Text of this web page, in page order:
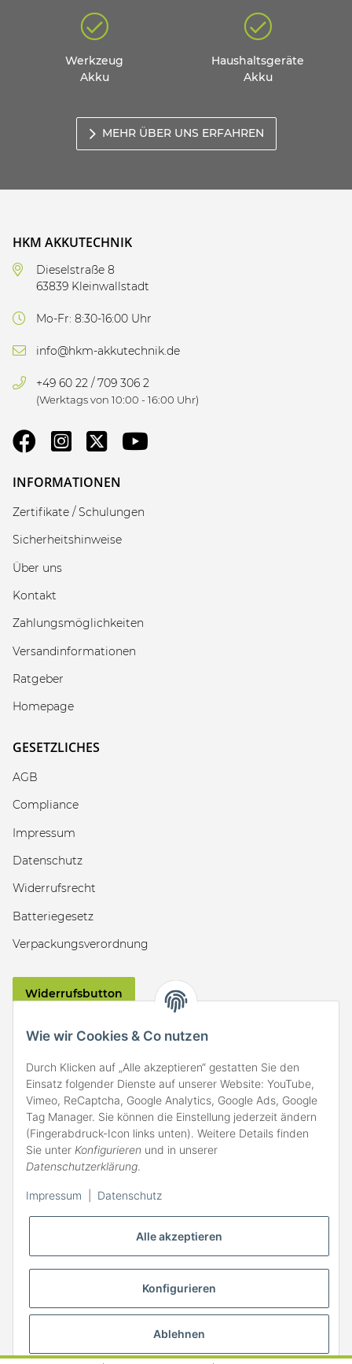
Alle akzeptieren
Konfigurieren
Ablehnen
Wie wir Cookies & Co nutzen
Durch Klicken auf „Alle akzeptieren“ gestatten Sie den
Einsatz folgender Dienste auf unserer Website: YouTube,
Vimeo, ReCaptcha, Google Analytics, Google Ads, Google
Tag Manager. Sie können die Einstellung jederzeit ändern
(Fingerabdruck-Icon links unten). Weitere Details finden
Sie unter Konfigurieren und in unserer
Datenschutzerklärung.
Impressum Datenschutz
Werkzeug
Akku
Haushaltsgeräte
Akku
MEHR ÜBER UNS ERFAHREN
HKM AKKUTECHNIK
Dieselstraße 8
63839 Kleinwallstadt
Mo-Fr: 8:30-16:00 Uhr
info@hkm-akkutechnik.de
+49 60 22 / 709 306 2
(Werktags von 10:00 - 16:00 Uhr)
INFORMATIONEN
Zertifikate / Schulungen
Sicherheitshinweise
Über uns
Kontakt
Zahlungsmöglichkeiten
Versandinformationen
Ratgeber
Homepage
GESETZLICHES
AGB
Compliance
Impressum
Datenschutz
Widerrufsrecht
Batteriegesetz
Verpackungsverordnung
Widerrufsbutton
ZAHLARTEN
* Alle Preise inkl. gesetzlicher MwSt., zzgl.